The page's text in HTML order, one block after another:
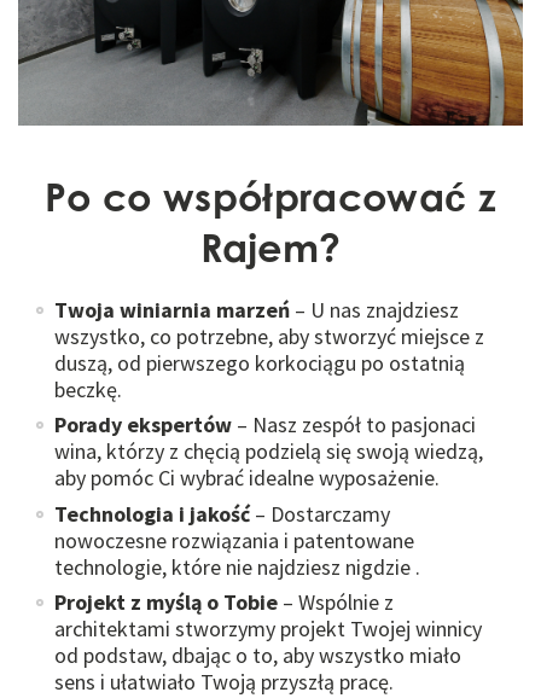
Po co współpracować z
Rajem?
Twoja winiarnia marzeń – U nas znajdziesz
wszystko, co potrzebne, aby stworzyć miejsce z
duszą, od pierwszego korkociągu po ostatnią
beczkę.
Porady ekspertów – Nasz zespół to pasjonaci
wina, którzy z chęcią podzielą się swoją wiedzą,
aby pomóc Ci wybrać idealne wyposażenie.
Technologia i jakość– Dostarczamy
nowoczesne rozwiązania i patentowane
technologie, które nie najdziesz nigdzie .
Projekt z myślą o Tobie – Wspólnie z
architektami stworzymy projekt Twojej winnicy
od podstaw, dbając o to, aby wszystko miało
sens i ułatwiało Twoją przyszłą pracę.